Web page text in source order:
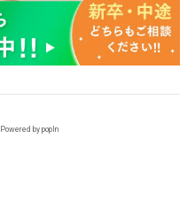
Powered by popIn